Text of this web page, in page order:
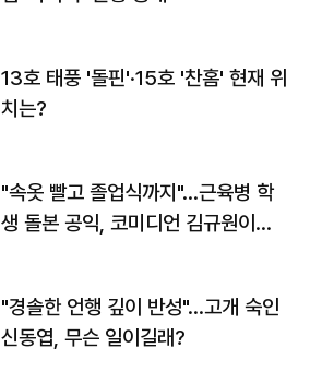
13호 태풍 '돌핀'·15호 '찬홈' 현재 위
치는?
"속옷 빨고 졸업식까지"…근육병 학
생 돌본 공익, 코미디언 김규원이었
"경솔한 언행 깊이 반성"…고개 숙인
신동엽, 무슨 일이길래?